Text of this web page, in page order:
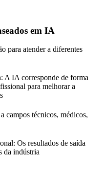
em IA
para atender a diferentes
A IA corresponde de forma
para melhorar a
campos técnicos, médicos,
Os resultados de saída
da indústria